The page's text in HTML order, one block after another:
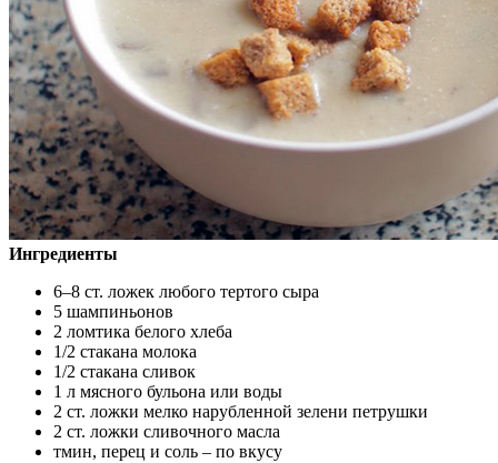
Ингредиенты
6–8 ст. ложек любого тертого сыра
5 шампиньонов
2 ломтика белого хлеба
1/2 стакана молока
1/2 стакана сливок
1 л мясного бульона или воды
2 ст. ложки мелко нарубленной зелени петрушки
2 ст. ложки сливочного масла
тмин, перец и соль – по вкусу